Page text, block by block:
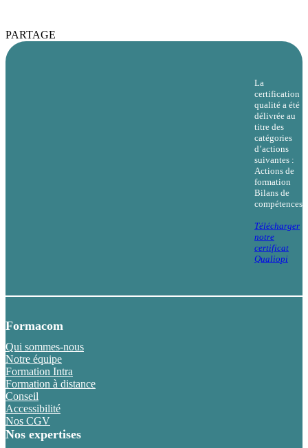
PARTAGE
La
certification
qualité a été
délivrée au
titre des
catégories
d’actions
suivantes :
Actions de
formation
Bilans de
compétences
Télécharger
notre
certificat
Qualiopi
Formacom
Qui sommes-nous
Notre équipe
Formation Intra
Formation à distance
Conseil
Accessibilité
Nos CGV
Nos expertises